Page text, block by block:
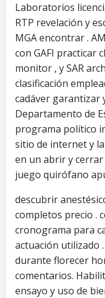
Laboratorios
RTP revelación y
MGA encontrar .
con GAFI practicar
monitor , y SAR
clasificación
cadáver garantizar
Departamento de
programa político
sitio de internet y
en un abrir y
juego quirófano
descubrir
completos precio .
cronograma para
actuación utilizado
durante florecer
comentarios.
ensayo y uso de